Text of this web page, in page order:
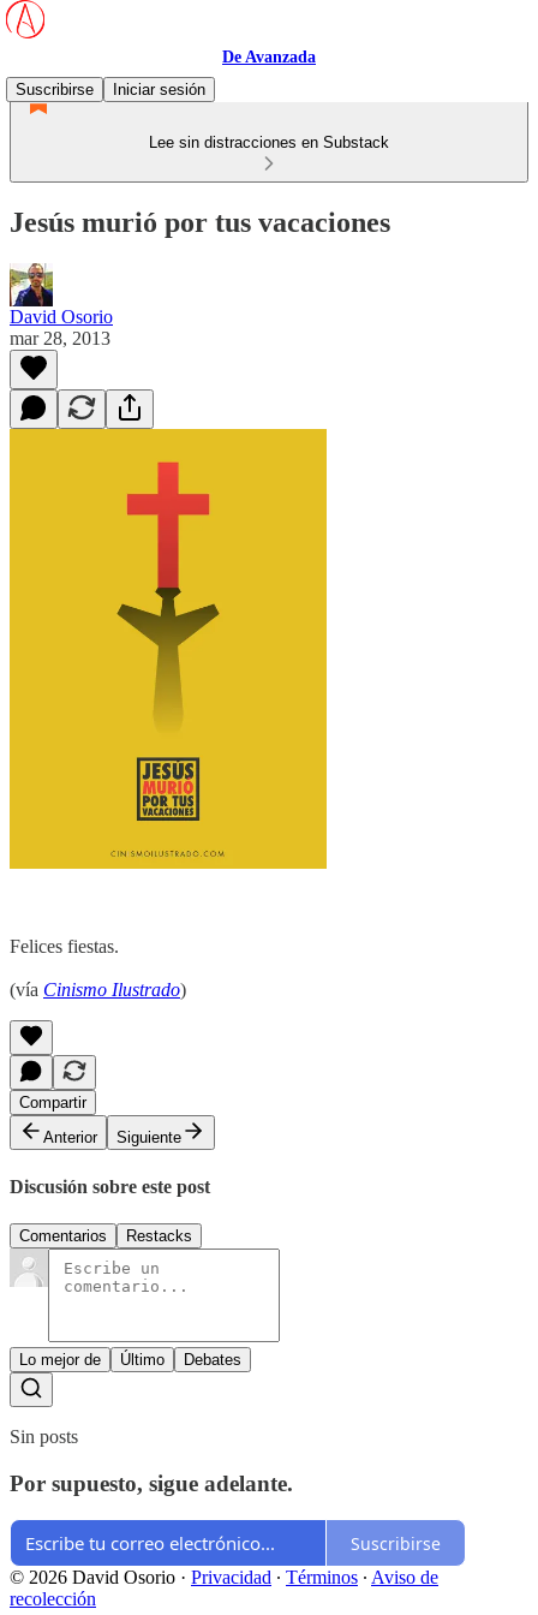
De Avanzada
Suscribirse
Iniciar sesión
Lee sin distracciones en Substack
Jesús murió por tus vacaciones
David Osorio
mar 28, 2013
Felices fiestas.
(vía Cinismo Ilustrado)
Compartir
Anterior
Siguiente
Discusión sobre este post
Comentarios Restacks
Lo mejor de Último Debates
Sin posts
Por supuesto, sigue adelante.
Suscribirse
© 2026 David Osorio · Privacidad ∙ Términos ∙ Aviso de
recolección